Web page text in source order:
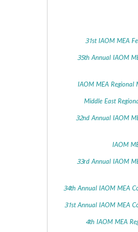
31st IAOM MEA
35th Annual IAOM
IAOM MEA
Middle East
32nd Annual IAOM
IAOM
33rd Annual IAOM
34th Annual IAOM MEA
31st Annual IAOM MEA
4th IAOM MEA